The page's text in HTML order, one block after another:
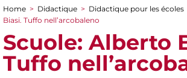
You are here
Home > Didactique > Didactique pour les écoles
Biasi. Tuffo nell’arcobaleno
Scuole: Alberto
Tuffo